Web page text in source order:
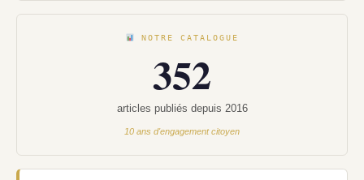
NOTRE CATALOGUE
352
articles publiés depuis 2016
10 ans d'engagement citoyen